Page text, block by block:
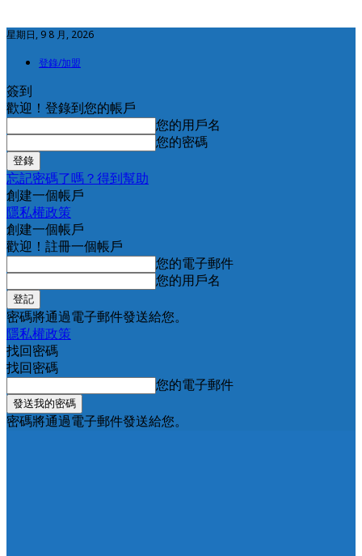
星期日, 9 8 月, 2026
登錄/加盟
簽到
歡迎！登錄到您的帳戶
您的用戶名
您的密碼
忘記密碼了嗎？得到幫助
創建一個帳戶
隱私權政策
創建一個帳戶
歡迎！註冊一個帳戶
您的電子郵件
您的用戶名
密碼將通過電子郵件發送給您。
隱私權政策
找回密碼
找回密碼
您的電子郵件
密碼將通過電子郵件發送給您。